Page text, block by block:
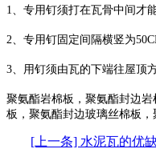
1、专用钉须打在瓦骨中间才
2、专用钉固定间隔横竖为
3、用钉须由瓦的下端往屋顶
聚氨酯岩棉板，聚氨酯封边
板，聚氨酯封边玻璃丝棉板，
[上一条] 水泥瓦的优